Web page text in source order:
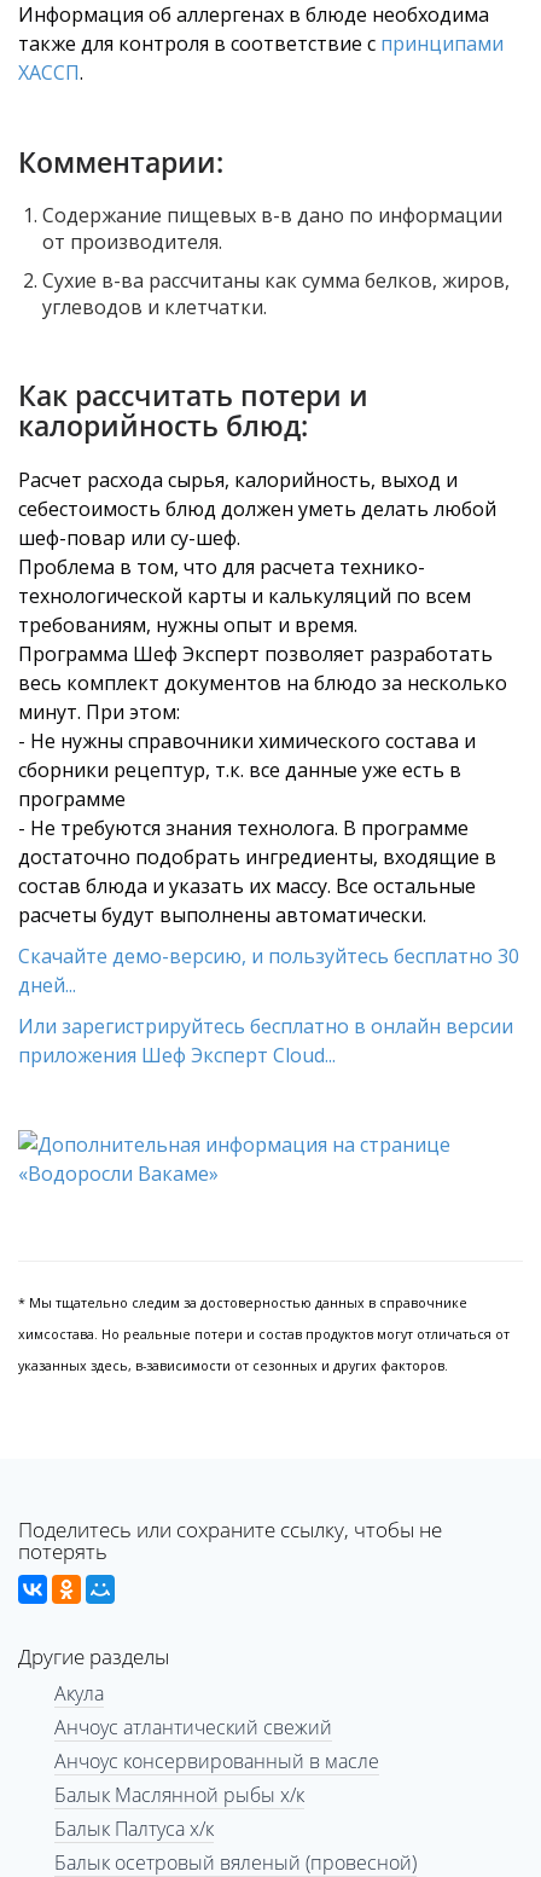
Информация об аллергенах в блюде необходима
также для контроля в соответствие с принципами
ХАССП.
Комментарии:
Содержание пищевых в-в дано по информации
от производителя.
Сухие в-ва рассчитаны как сумма белков, жиров,
углеводов и клетчатки.
Как рассчитать потери и
калорийность блюд:
Расчет расхода сырья, калорийность, выход и
себестоимость блюд должен уметь делать любой
шеф-повар или су-шеф.
Проблема в том, что для расчета технико-
технологической карты и калькуляций по всем
требованиям, нужны опыт и время.
Программа Шеф Эксперт позволяет разработать
весь комплект документов на блюдо за несколько
минут. При этом:
- Не нужны справочники химического состава и
сборники рецептур, т.к. все данные уже есть в
программе
- Не требуются знания технолога. В программе
достаточно подобрать ингредиенты, входящие в
состав блюда и указать их массу. Все остальные
расчеты будут выполнены автоматически.
Скачайте демо-версию, и пользуйтесь бесплатно 30
дней...
Или зарегистрируйтесь бесплатно в онлайн версии
приложения Шеф Эксперт Cloud...
* Мы тщательно следим за достоверностью данных в справочнике
химсостава. Но реальные потери и состав продуктов могут отличаться от
указанных здесь, в-зависимости от сезонных и других факторов.
Поделитесь или сохраните ссылку, чтобы не
потерять
Другие разделы
Акула
Анчоус атлантический свежий
Анчоус консервированный в масле
Балык Маслянной рыбы х/к
Балык Палтуса х/к
Балык осетровый вяленый (провесной)